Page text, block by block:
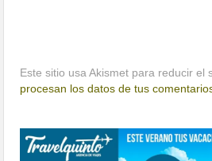
Este sitio usa Akismet para reducir el
procesan los datos de tus